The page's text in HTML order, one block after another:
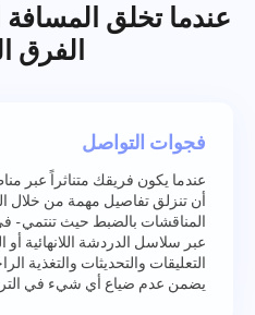
عندما تخلق
الفرق
فجوات التواصل
عندما يكون فريقك متناثراً عبر
المناقشات بالضبط حيث تنتمي -
عبر سلاسل الدردشة اللانهائية أو
التعليقات والتحديثات والتغذية
يضمن عدم ضياع أي شيء في
اتصل
الإبلاغ